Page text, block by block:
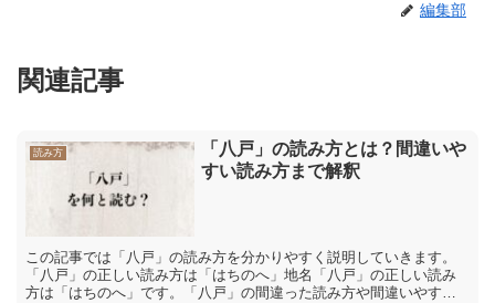
編集部
関連記事
読み方
「八戸」の読み方とは？間違いや
すい読み方まで解釈
この記事では「八戸」の読み方を分かりやすく説明していきます。
「八戸」の正しい読み方は「はちのへ」地名「八戸」の正しい読み
方は「はちのへ」です。「八戸」の間違った読み方や間違いやすい